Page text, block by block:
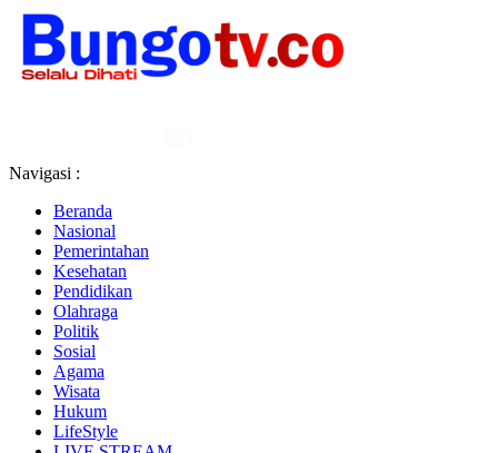
Navigasi :
Beranda
Nasional
Pemerintahan
Kesehatan
Pendidikan
Olahraga
Politik
Sosial
Agama
Wisata
Hukum
LifeStyle